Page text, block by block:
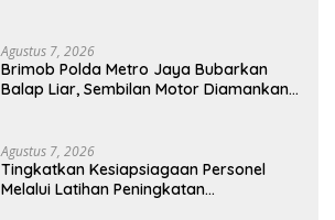
Terbuka!
Agustus 7, 2026
Brimob Polda Metro Jaya Bubarkan
Balap Liar, Sembilan Motor Diamankan
Agustus 7, 2026
Tingkatkan Kesiapsiagaan Personel
Melalui Latihan Peningkatan